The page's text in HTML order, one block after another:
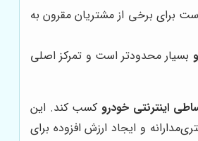
برای برخی از مشتریان مقرون به
بسیار محدودتر است و تمرکز اصلی
اینترنتی خودرو کسب کند. این
و ایجاد ارزش افزوده برای